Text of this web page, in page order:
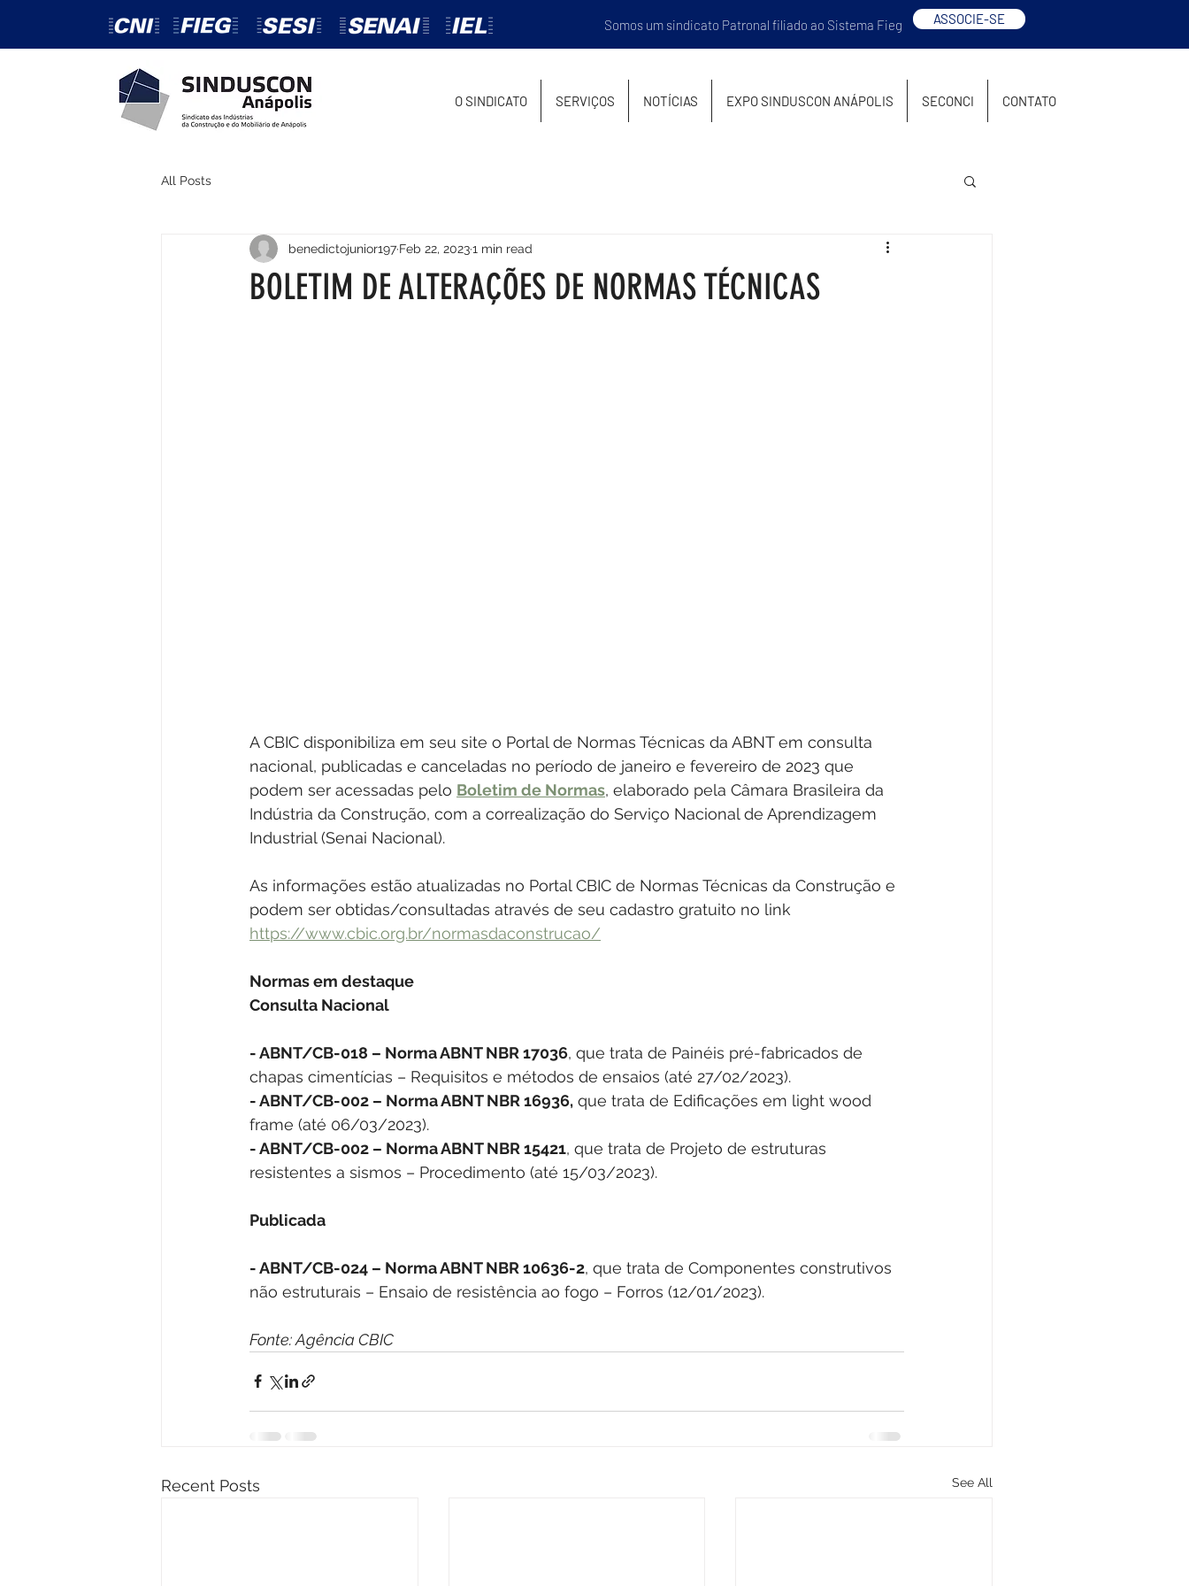
Somos um sindicato Patronal filiado ao Sistema Fieg ASSOCIE-SE
O SINDICATO SERVIÇOS NOTÍCIAS EXPO SINDUSCON ANÁPOLIS SECONCI CONTATO
All Posts
BOLETIM DE ALTERAÇÕES DE NORMAS TÉCNICAS
benedictojunior197 Feb 22, 20231 min read
A CBIC disponibiliza em seu site o Portal de Normas Técnicas da ABNT em consulta
nacional, publicadas e canceladas no período de janeiro e fevereiro de 2023 que
podem ser acessadas pelo Boletim de Normas, elaborado pela Câmara Brasileira da
Indústria da Construção, com a correalização do Serviço Nacional de Aprendizagem
Industrial (Senai Nacional).
As informações estão atualizadas no Portal CBIC de Normas Técnicas da Construção e
podem ser obtidas/consultadas através de seu cadastro gratuito no link
https://www.cbic.org.br/normasdaconstrucao/
Normas em destaque
Consulta Nacional
- ABNT/CB-018 – Norma ABNT NBR 17036, que trata de Painéis pré-fabricados de
chapas cimentícias – Requisitos e métodos de ensaios (até 27/02/2023).
- ABNT/CB-002 – Norma ABNT NBR 16936, que trata de Edificações em light wood
frame (até 06/03/2023).
- ABNT/CB-002 – Norma ABNT NBR 15421, que trata de Projeto de estruturas
resistentes a sismos – Procedimento (até 15/03/2023).
Publicada
- ABNT/CB-024 – Norma ABNT NBR 10636-2, que trata de Componentes construtivos
não estruturais – Ensaio de resistência ao fogo – Forros (12/01/2023).
Fonte: Agência CBIC
Recent Posts See All